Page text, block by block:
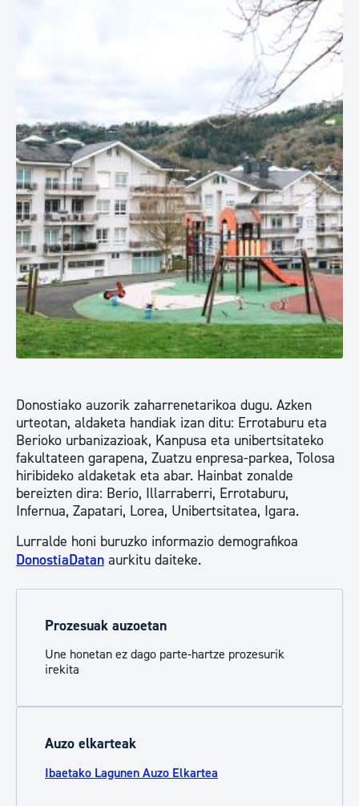
Donostiako auzorik zaharrenetarikoa dugu. Azken
urteotan, aldaketa handiak izan ditu: Errotaburu eta
Berioko urbanizazioak, Kanpusa eta unibertsitateko
fakultateen garapena, Zuatzu enpresa-parkea, Tolosa
hiribideko aldaketak eta abar. Hainbat zonalde
bereizten dira: Berio, Illarraberri, Errotaburu,
Infernua, Zapatari, Lorea, Unibertsitatea, Igara.
Lurralde honi buruzko informazio demografikoa
DonostiaDatan aurkitu daiteke.
Prozesuak auzoetan
Une honetan ez dago parte-hartze prozesurik
irekita
Auzo elkarteak
Ibaetako Lagunen Auzo Elkartea